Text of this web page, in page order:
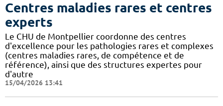
Centres maladies rares et centres
experts
Le CHU de Montpellier coordonne des centres
d'excellence pour les pathologies rares et complexes
(centres maladies rares, de compétence et de
référence), ainsi que des structures expertes pour
d'autre
15/04/2026 13:41